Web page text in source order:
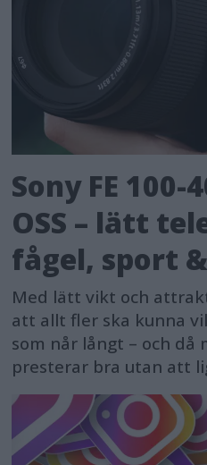
Sony FE 100-
OSS – lätt
fågel, sport
Med lätt vikt och
att allt fler ska kunna
som når långt – och då
presterar bra utan att